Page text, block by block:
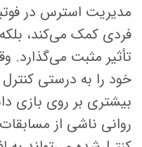
مدیریت استرس در
فردی کمک می‌کند،
تأثیر مثبت می‌گذارد.
خود را به درستی کنترل
بیشتری بر روی بازی
روانی ناشی از